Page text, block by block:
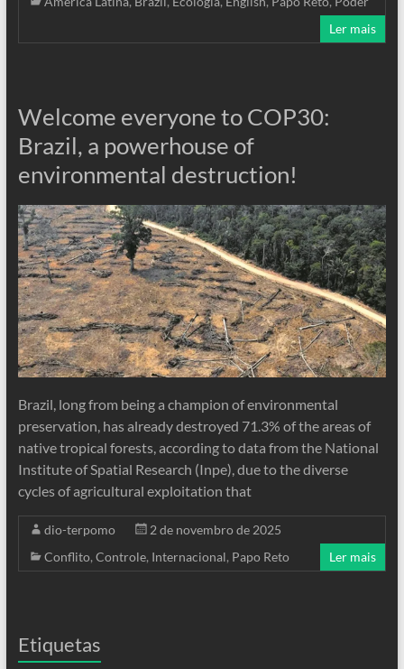
Ler mais
Welcome everyone to COP30:
Brazil, a powerhouse of
environmental destruction!
Brazil, long from being a champion of environmental
preservation, has already destroyed 71.3% of the areas of
native tropical forests, according to data from the National
Institute of Spatial Research (Inpe), due to the diverse
cycles of agricultural exploitation that
dio-terpomo
2 de novembro de 2025
Conflito, Controle, Internacional, Papo Reto Ler mais
Etiquetas